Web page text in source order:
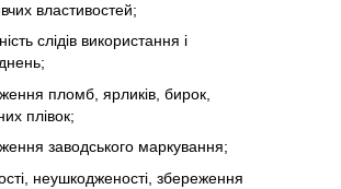
властивостей;
слідів використання і
пломб, ярликів, бирок,
плівок;
заводського маркування;
неушкодженості, збереження